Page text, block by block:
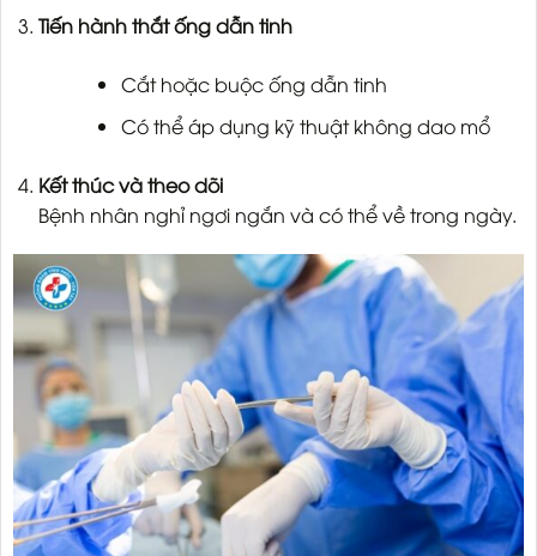
Tiến hành thắt ống dẫn tinh
Cắt hoặc buộc ống dẫn tinh
Có thể áp dụng kỹ thuật không dao mổ
Kết thúc và theo dõi
Bệnh nhân nghỉ ngơi ngắn và có thể về trong ngày.